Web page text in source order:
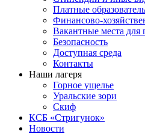
Платные
Финансово-
Вакантные места для
Безопасность
Доступная среда
Контакты
Наши лагеря
Горное ущелье
Уральские зори
Скиф
КСБ «Стригунок»
Новости